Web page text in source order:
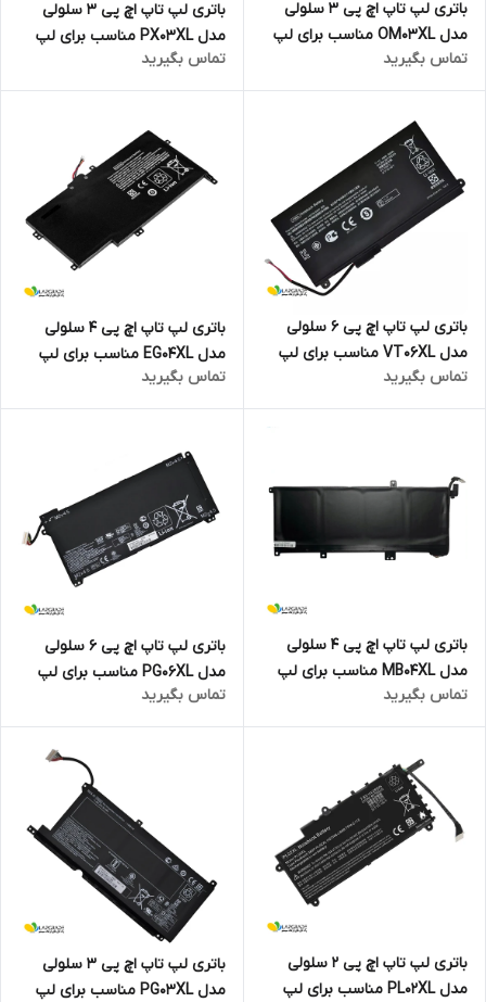
باتری لپ تاپ اچ پی 3 سلولی
مدل OM03XL مناسب برای لپ
تاپ EliteBook X360 1030 G2
تماس بگیرید
باتری لپ تاپ اچ پی 3 سلولی
مدل PX03XL مناسب برای لپ
تاپ Envy 14 Touchsmart
تماس بگیرید
باتری لپ تاپ اچ پی 6 سلولی
مدل VT06XL مناسب برای لپ
تاپ Envy 17-3000
تماس بگیرید
باتری لپ تاپ اچ پی 4 سلولی
مدل EG04XL مناسب برای لپ
تاپ Envy 6-1021NR
تماس بگیرید
باتری لپ تاپ اچ پی 4 سلولی
مدل MB04XL مناسب برای لپ
تاپ ENVY X360 15-AQ005NA
تماس بگیرید
باتری لپ تاپ اچ پی 6 سلولی
مدل PG06XL مناسب برای لپ
تاپ Omen 15-DH
تماس بگیرید
باتری لپ تاپ اچ پی 2 سلولی
مدل PL02XL مناسب برای لپ
باتری لپ تاپ اچ پی 3 سلولی
مدل PG03XL مناسب برای لپ